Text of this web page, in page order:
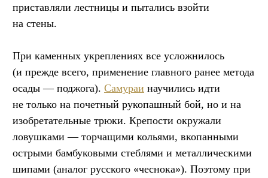
приставляли лестницы и пытались взойти
на стены.
При каменных укреплениях все усложнилось
(и прежде всего, применение главного ранее метода
осады — поджога). Самураи научились идти
не только на почетный рукопашный бой, но и на
изобретательные трюки. Крепости окружали
ловушками — торчащими кольями, вкопанными
острыми бамбуковыми стеблями и металлическими
шипами (аналог русского «чеснока»). Поэтому при